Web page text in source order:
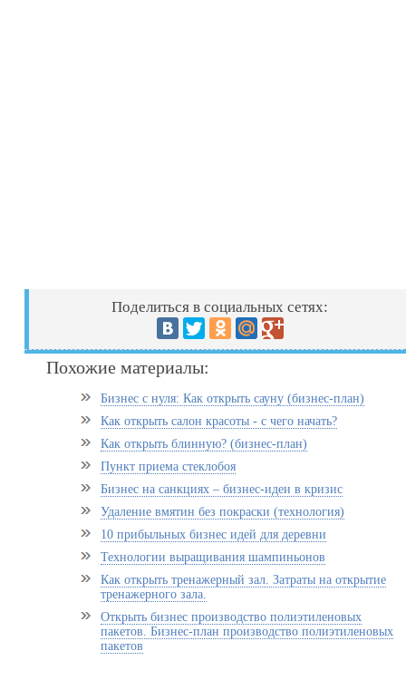
Поделиться в социальных сетях:
Похожие материалы:
Бизнес с нуля: Как открыть сауну (бизнес-план)
Как открыть салон красоты - с чего начать?
Как открыть блинную? (бизнес-план)
Пункт приема стеклобоя
Бизнес на санкциях – бизнес-идеи в кризис
Удаление вмятин без покраски (технология)
10 прибыльных бизнес идей для деревни
Технологии выращивания шампиньонов
Как открыть тренажерный зал. Затраты на открытие
тренажерного зала.
Открыть бизнес производство полиэтиленовых
пакетов. Бизнес-план производство полиэтиленовых
пакетов